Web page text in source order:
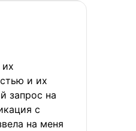
и их
запрос на
с
на меня